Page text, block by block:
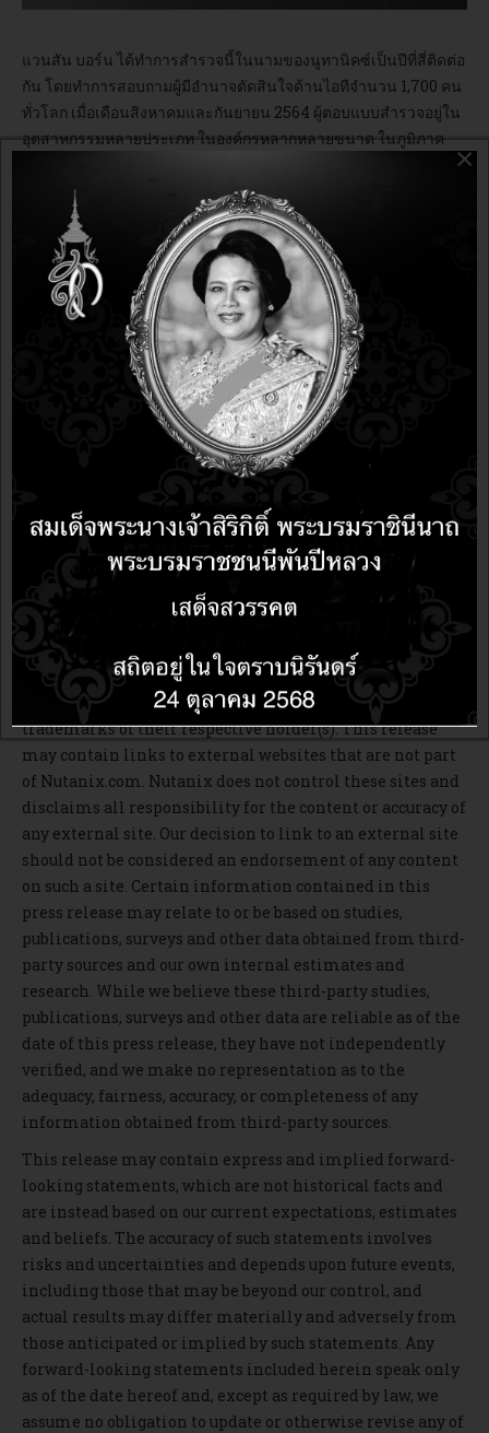
แวนสัน บอร์น ได้ทำการสำรวจนี้ในนามของนูทานิคซ์เป็นปีที่สี่ติดต่อ
กัน โดยทำการสอบถามผู้มีอำนาจตัดสินใจด้านไอทีจำนวน 1,700 คน
ทั่วโลก เมื่อเดือนสิงหาคมและกันยายน 2564 ผู้ตอบแบบสำรวจอยู่ใน
อุตสาหกรรมหลายประเภท ในองค์กรหลากหลายขนาด ในภูมิภาค
ท่านสามารถดาวน์โหลดรายงานดัชนีการใช้คลาวด์ระดับองค์กร
ฉบับเต็มของนูทานิคซ์
ได้ที่นี่
เกี่ยวกับนูทานิคซ์
นูทานิคซ์เป็นผู้นำระดับโลกด้านซอฟต์แวร์คลาวด์ และเป็นหนึ่งในผู้
บุกเบิกโซลูชันโครงสร้างพื้นฐานแบบไฮเปอร์คอนเวิร์จ ให้บริการ
ระบบคลาวด์ที่เสมือนไร้ตัวตน ช่วยให้ลูกค้าไม่ต้องกังวลและให้ความ
สำคัญกับงานที่สร้างผลลัพธ์ทางธุรกิจได้มากขึ้น องค์กรทั่วโลกใช้
ซอฟต์แวร์ของนูทานิคซ์เพื่อใช้ประโยชน์จากแพลตฟอร์มเพียง
แพลตฟอร์มเดียวที่สามารถบริหารจัดการ แอปพลิเคชันใดก็ได้ไม่ว่า
แอปพลิเคชันนั้นจะติดตั้งใช้งาน ณ ที่ใดก็ตาม ในสภาพแวดล้อมไฮ
บริด มัลติคลาวด์ขององค์กร
ศึกษาข้อมูลเพิ่มเติมได้ที่ www.nutanix.com หรือติดตามนูทานิคซ์
ทางทวิตเตอร์ @nutanix
© 2022 Nutanix, Inc. All rights reserved. Nutanix, the
Nutanix logo, and all Nutanix product and service names
mentioned herein are registered trademarks or
trademarks of Nutanix, Inc. in the United States and
other countries. Other brand names mentioned herein
are for identification purposes only and may be the
trademarks of their respective holder(s). This release
may contain links to external websites that are not part
of Nutanix.com. Nutanix does not control these sites and
disclaims all responsibility for the content or accuracy of
any external site. Our decision to link to an external site
should not be considered an endorsement of any content
on such a site. Certain information contained in this
press release may relate to or be based on studies,
publications, surveys and other data obtained from third-
party sources and our own internal estimates and
research. While we believe these third-party studies,
publications, surveys and other data are reliable as of the
date of this press release, they have not independently
verified, and we make no representation as to the
adequacy, fairness, accuracy, or completeness of any
information obtained from third-party sources.
This release may contain express and implied forward-
looking statements, which are not historical facts and
are instead based on our current expectations, estimates
and beliefs. The accuracy of such statements involves
risks and uncertainties and depends upon future events,
including those that may be beyond our control, and
actual results may differ materially and adversely from
those anticipated or implied by such statements. Any
forward-looking statements included herein speak only
as of the date hereof and, except as required by law, we
assume no obligation to update or otherwise revise any of
×